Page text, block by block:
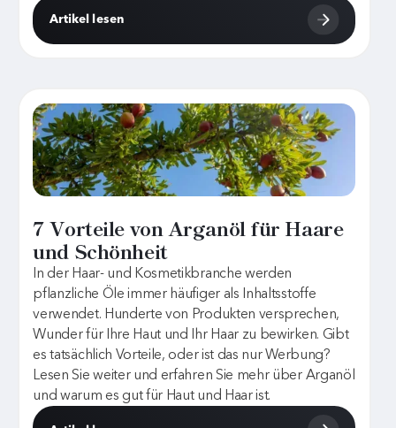
Artikel lesen
7 Vorteile von Arganöl für Haare
und Schönheit
In der Haar- und Kosmetikbranche werden
pflanzliche Öle immer häufiger als Inhaltsstoffe
verwendet. Hunderte von Produkten versprechen,
Wunder für Ihre Haut und Ihr Haar zu bewirken. Gibt
es tatsächlich Vorteile, oder ist das nur Werbung?
Lesen Sie weiter und erfahren Sie mehr über Arganöl
und warum es gut für Haut und Haar ist.